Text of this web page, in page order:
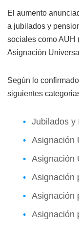
El aumento
a jubilados y
sociales como AUH
Asignación
Según lo
siguientes
Jubilados y
Asignación
Asignación
Asignación
Asignación
Asignación